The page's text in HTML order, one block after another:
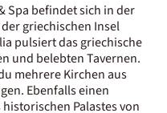
Spa befindet sich in der
griechischen Insel
pulsiert das griechische
und belebten Tavernen.
mehrere Kirchen aus
Ebenfalls einen
Palastes von